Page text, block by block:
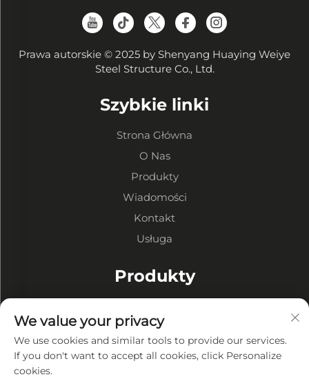
Prawa autorskie © 2025 by Shenyang Huaying Weiye
Steel Structure Co., Ltd.
Szybkie linki
Strona Główna
O Nas
Produkty
Wiadomości
Kontakt
Usługa
Produkty
Warsztaty o Konstrukcji Stalowej
Budynki o Konstrukcji Stalowej
We value your privacy
We use cookies and similar tools to provide our services.
If you don't want to accept all cookies, click Personalize
cookies.